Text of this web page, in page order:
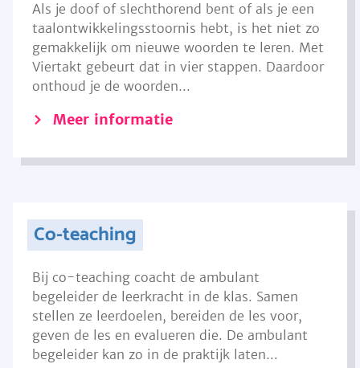
Als je doof of slechthorend bent of als je een
taalontwikkelingsstoornis hebt, is het niet zo
gemakkelijk om nieuwe woorden te leren. Met
Viertakt gebeurt dat in vier stappen. Daardoor
onthoud je de woorden...
Meer informatie
Co-teaching
Bij co-teaching coacht de ambulant
begeleider de leerkracht in de klas. Samen
stellen ze leerdoelen, bereiden de les voor,
geven de les en evalueren die. De ambulant
begeleider kan zo in de praktijk laten...